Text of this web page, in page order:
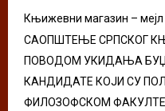
Књижевни магазин –
САОПШТЕЊЕ СРПСКОГ
ПОВОДОМ УКИДАЊА
КАНДИДАТЕ КОЈИ СУ
ФИЛОЗОФСКОМ